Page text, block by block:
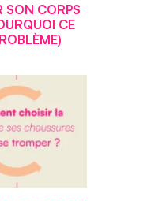
SON CORPS
CE